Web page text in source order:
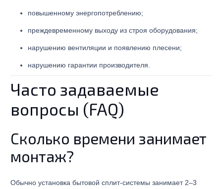
повышенному энергопотреблению;
преждевременному выходу из строя оборудования;
нарушению вентиляции и появлению плесени;
нарушению гарантии производителя.
Часто задаваемые
вопросы (FAQ)
Сколько времени занимает
монтаж?
Обычно установка бытовой сплит-системы занимает 2–3